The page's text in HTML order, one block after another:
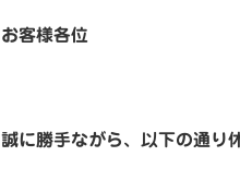
お客様各位
誠に勝手ながら、以下の通り